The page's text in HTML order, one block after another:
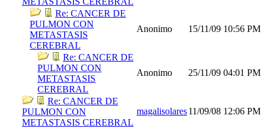
Re: CANCER DE
PULMON CON
METASTASIS
CEREBRAL
Anonimo 15/11/09 10:56 PM
Re: CANCER DE
PULMON CON
METASTASIS
CEREBRAL
Anonimo 25/11/09 04:01 PM
Re: CANCER DE
PULMON CON
METASTASIS CEREBRAL
magalisolares11/09/08 12:06 PM